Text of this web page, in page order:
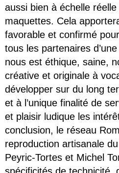
aussi bien à échelle
maquettes. Cela
favorable et confirmé
tous les partenaires
nous est éthique, saine,
créative et originale à
développer sur du long
et à l’unique finalité de
et plaisir ludique les
conclusion, le réseau
reproduction artisanale
Peyric-Tortes et Michel